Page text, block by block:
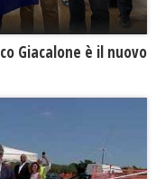
Giacalone è il nuovo